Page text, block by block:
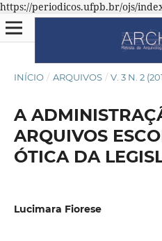
https://periodicos.ufpb.br/ojs/
INÍCIO / ARQUIVOS / V. 3 N. 2
A
ARQUIVOS
ÓTICA DA
Lucimara Fiorese